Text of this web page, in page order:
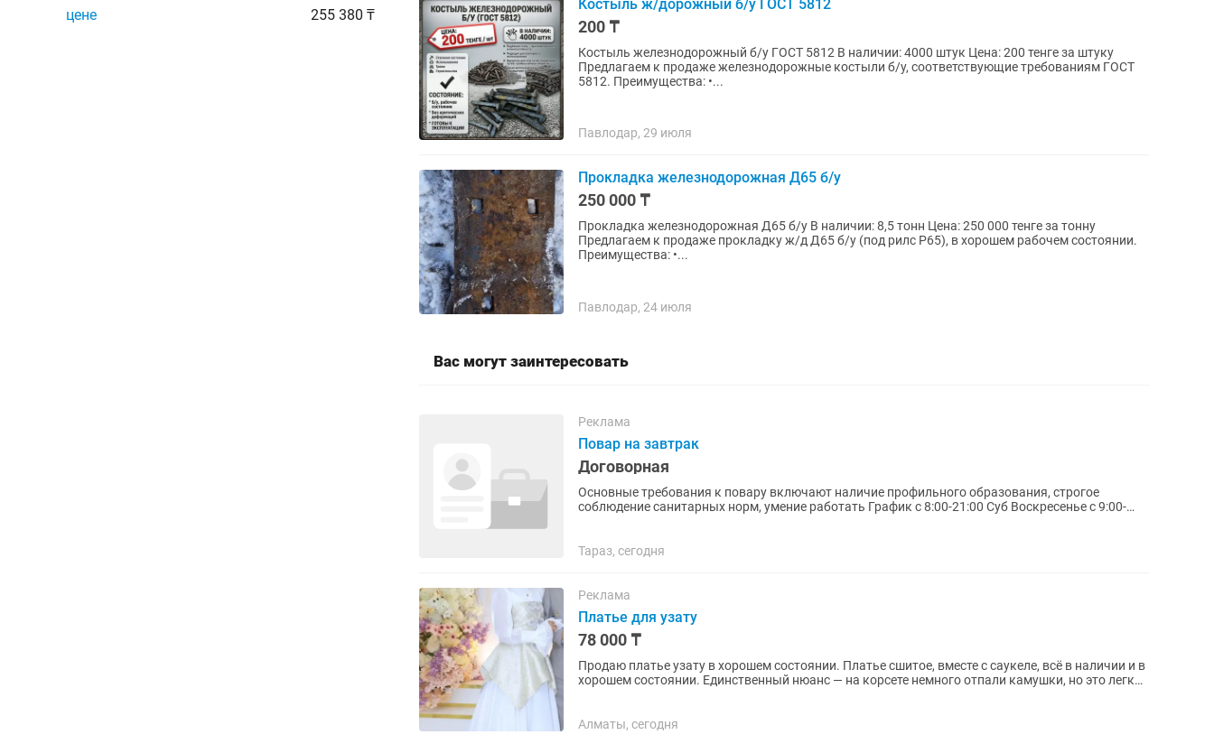
цене
255 380 ₸
Костыль ж/дорожный б/у ГОСТ 5812
200 ₸
Костыль железнодорожный б/у ГОСТ 5812 В наличии: 4000 штук Цена: 200 тенге за штуку
Предлагаем к продаже железнодорожные костыли б/у, соответствующие требованиям ГОСТ
5812. Преимущества: •...
Павлодар, 29 июля
Прокладка железнодорожная Д65 б/у
250 000 ₸
Прокладка железнодорожная Д65 б/у В наличии: 8,5 тонн Цена: 250 000 тенге за тонну
Предлагаем к продаже прокладку ж/д Д65 б/у (под рилс Р65), в хорошем рабочем состоянии.
Преимущества: •...
Павлодар, 24 июля
Вас могут заинтересовать
Реклама
Повар на завтрак
Договорная
Основные требования к повару включают наличие профильного образования, строгое
соблюдение санитарных норм, умение работать График с 8:00-21:00 Суб Воскресенье с 9:00-
Тараз, сегодня
Реклама
Платье для узату
78 000 ₸
Продаю платье узату в хорошем состоянии. Платье сшитое, вместе с саукеле, всё в наличии и в
хорошем состоянии. Единственный нюанс — на корсете немного отпали камушки, но это легко
Алматы, сегодня